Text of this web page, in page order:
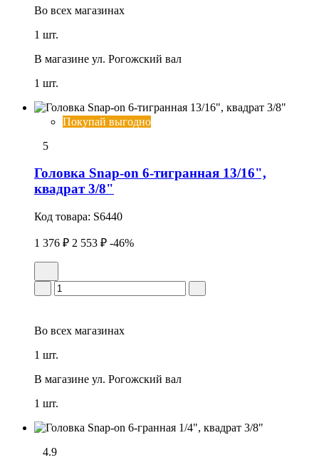
Во всех магазинах
1 шт.
В магазине ул. Рогожский вал
1 шт.
Покупай выгодно
5
Головка Snap-on 6-тигранная 13/16",
квадрат 3/8"
Код товара: S6440
1 376 ₽ 2 553 ₽ -46%
Во всех магазинах
1 шт.
В магазине ул. Рогожский вал
1 шт.
4.9